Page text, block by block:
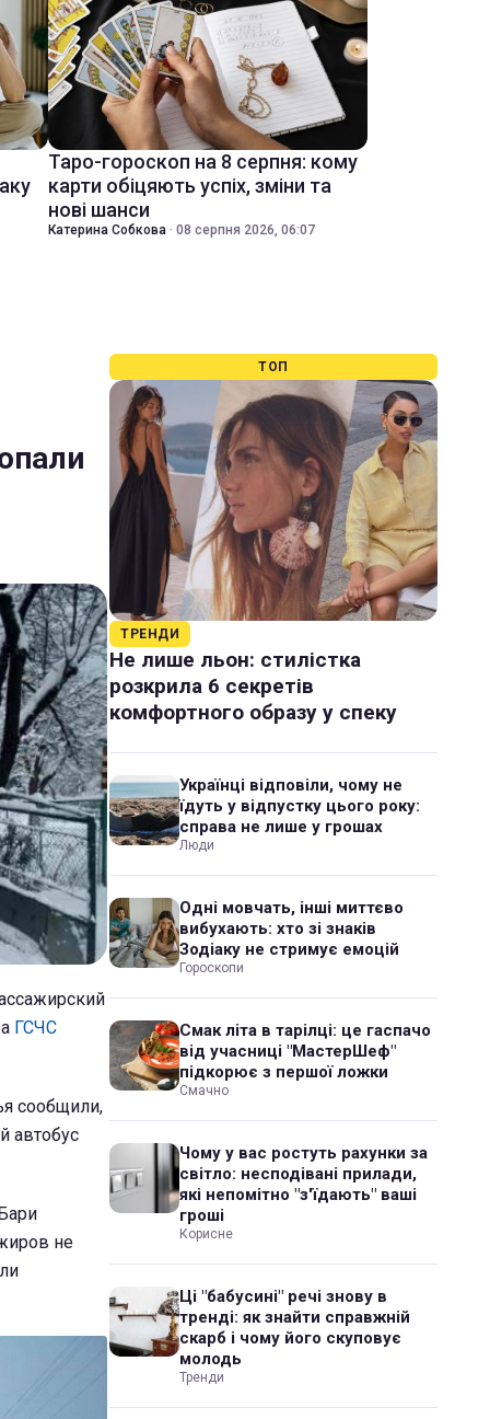
Таро-гороскоп на 8 серпня: кому
карти обіцяють успіх, зміни та
нові шанси
Катерина Собкова · 08 серпня 2026, 06:07
ГСЧС
сообщили,
автобус
не
ТОП
ТРЕНДИ
Не лише льон: стилістка
розкрила 6 секретів
комфортного образу у спеку
Українці відповіли, чому не
їдуть у відпустку цього року:
справа не лише у грошах
Люди
Одні мовчать, інші миттєво
вибухають: хто зі знаків
Зодіаку не стримує емоцій
Гороскопи
Смак літа в тарілці: це гаспачо
від учасниці "МастерШеф"
підкорює з першої ложки
Смачно
Чому у вас ростуть рахунки за
світло: несподівані прилади,
які непомітно "з'їдають" ваші
гроші
Корисне
Ці "бабусині" речі знову в
тренді: як знайти справжній
скарб і чому його скуповує
молодь
Тренди